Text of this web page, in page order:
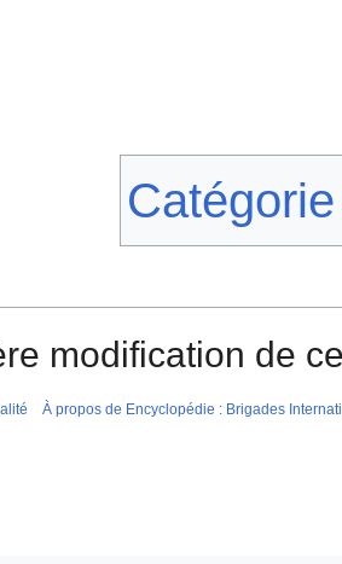
Catégorie
modification de
À propos de Encyclopédie : Brigades